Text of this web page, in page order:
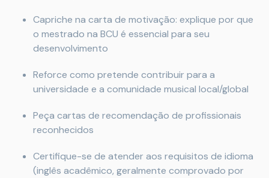
Capriche na carta de motivação: explique por que
o mestrado na BCU é essencial para seu
desenvolvimento
Reforce como pretende contribuir para a
universidade e a comunidade musical local/global
Peça cartas de recomendação de profissionais
reconhecidos
Certifique-se de atender aos requisitos de idioma
(inglês acadêmico, geralmente comprovado por